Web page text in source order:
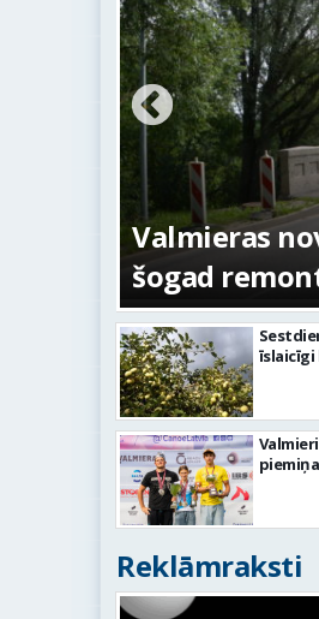
Valmieras
šogad
īslaicīgi
Reklāmraksti